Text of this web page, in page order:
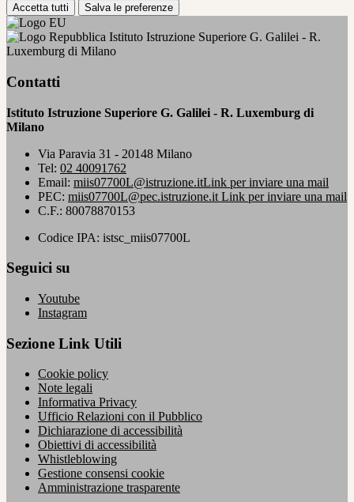
Accetta tutti Salva le preferenze
Istituto Istruzione Superiore G. Galilei - R.
Luxemburg di Milano
Contatti
Istituto Istruzione Superiore G. Galilei - R. Luxemburg di
Milano
Via Paravia 31 - 20148 Milano
Tel: 02 40091762
Email: miis07700L@istruzione.itLink per inviare una mail
PEC: miis07700L@pec.istruzione.it Link per inviare una mail
C.F.: 80078870153
Codice IPA: istsc_miis07700L
Seguici su
Youtube
Instagram
Sezione Link Utili
Cookie policy
Note legali
Informativa Privacy
Ufficio Relazioni con il Pubblico
Dichiarazione di accessibilità
Obiettivi di accessibilità
Whistleblowing
Gestione consensi cookie
Amministrazione trasparente